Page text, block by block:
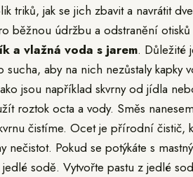
triků, jak se jich zbavit a navrátit
běžnou údržbu a odstranění
a vlažná voda s jarem. Důležité
aby na nich nezůstaly kapky
jsou například skvrny od jídla
roztok octa a vody. Směs
čistíme. Ocet je přírodní čistič,
nečistot. Pokud se potýkáte s
sodě. Vytvořte pastu z jedlé